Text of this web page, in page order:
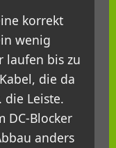
korrekt
wenig
laufen bis zu
die da
die Leiste.
DC-Blocker
anders